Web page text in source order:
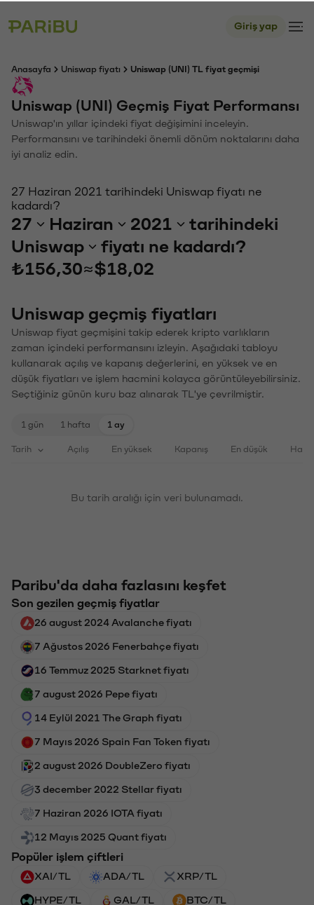
Giriş yap
Anasayfa Uniswap fiyatı Uniswap (UNI) TL fiyat geçmişi
Uniswap (UNI) Geçmiş Fiyat Performansı
Uniswap'ın yıllar içindeki fiyat değişimini inceleyin.
Performansını ve tarihindeki önemli dönüm noktalarını daha
iyi analiz edin.
27 Haziran 2021 tarihindeki Uniswap fiyatı ne
kadardı?
27 Haziran 2021
tarihindeki
Uniswap
fiyatı ne kadardı?
₺156,30≈$18,02
Uniswap geçmiş fiyatları
Uniswap fiyat geçmişini takip ederek kripto varlıkların
zaman içindeki performansını izleyin. Aşağıdaki tabloyu
kullanarak açılış ve kapanış değerlerini, en yüksek ve en
düşük fiyatları ve işlem hacmini kolayca görüntüleyebilirsiniz.
Seçtiğiniz günün kuru baz alınarak TL'ye çevrilmiştir.
1 gün 1 hafta 1 ay
Tarih Açılış En yüksek Kapanış En düşük
Bu tarih aralığı için veri bulunamadı.
Paribu'da daha fazlasını keşfet
Son gezilen geçmiş fiyatlar
26 august 2024 Avalanche fiyatı
7 Ağustos 2026 Fenerbahçe fiyatı
16 Temmuz 2025 Starknet fiyatı
7 august 2026 Pepe fiyatı
14 Eylül 2021 The Graph fiyatı
7 Mayıs 2026 Spain Fan Token fiyatı
2 august 2026 DoubleZero fiyatı
3 december 2022 Stellar fiyatı
7 Haziran 2026 IOTA fiyatı
12 Mayıs 2025 Quant fiyatı
Popüler işlem çiftleri
XAI/TL ADA/TL XRP/TL
HYPE/TL GAL/TL BTC/TL